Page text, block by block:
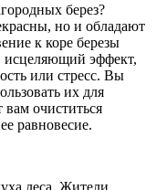
берез?
но и обладают
к коре березы
исцеляющий эффект,
или стресс. Вы
их для
очиститься
равновесие.
леса. Жители